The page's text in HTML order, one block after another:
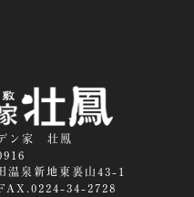
ン家 壮鳳
温泉新地東裏山43-1
34-2728